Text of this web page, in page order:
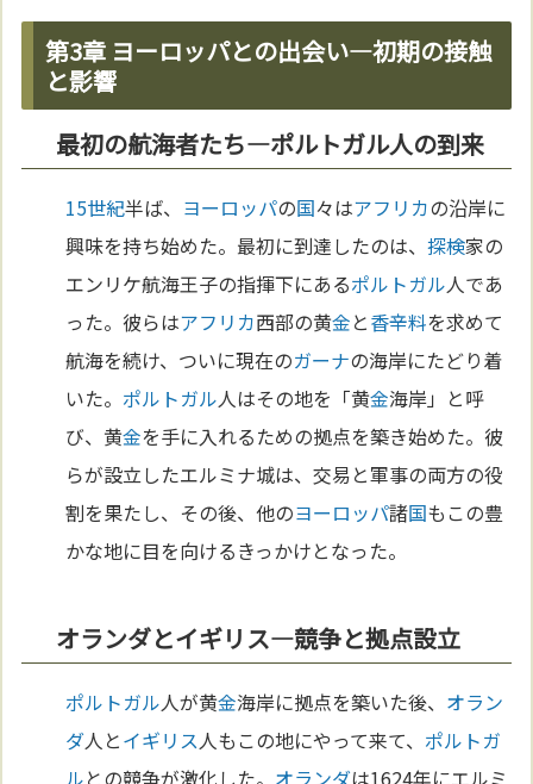
第3章 ヨーロッパとの出会い—初期の接触
と影響
最初の航海者たち—ポルトガル人の到来
15世紀半ば、 ヨーロッパの国々はアフリカの沿岸に
興味を持ち始めた。最初に到達したのは、探検家の
エンリケ航海王子の指揮下にあるポルトガル人であ
った。彼らはアフリカ西部の黄金と香辛料を求めて
航海を続け、ついに現在のガーナの海岸にたどり着
いた。 ポルトガル人はその地を「黄金海岸」と呼
び、黄金を手に入れるための拠点を築き始めた。彼
らが設立したエルミナ城は、交易と軍事の両方の役
割を果たし、その後、他のヨーロッパ諸国もこの豊
かな地に目を向けるきっかけとなった。
オランダとイギリス—競争と拠点設立
ポルトガル人が黄金海岸に拠点を築いた後、 オラン
ダ人とイギリス人もこの地にやって来て、 ポルトガ
ルとの競争が激化した。 オランダは1624年にエルミ